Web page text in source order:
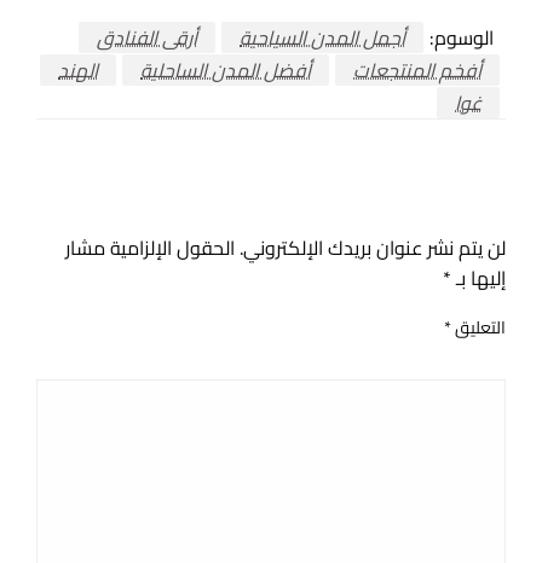
الوسوم:
أجمل المدن السياحية
أرقى الفنادق
أفخم المنتجعات
أفضل المدن الساحلية
الهند
غوا
لن يتم نشر عنوان بريدك الإلكتروني. الحقول الإلزامية مشار
إليها بـ*
التعليق*